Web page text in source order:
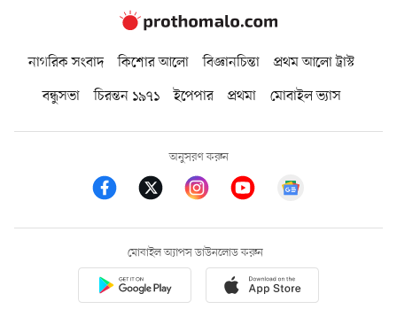
নাগরিক সংবাদ কিশোর আলো বিজ্ঞানচিন্তা
প্রথম আলো ট্রাস্ট
বন্ধুসভা
চিরন্তন ১৯৭১ ইপেপার প্রথমা মোবাইল ভ্যাস
অনুসরণ করুন
মোবাইল অ্যাপস ডাউনলোড করুন